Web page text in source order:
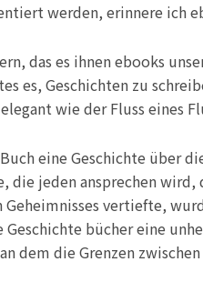
werden, erinnere ich
das es ihnen ebooks
es, Geschichten zu
wie der Fluss eines
eine Geschichte über
die jeden ansprechen
Geheimnisses vertiefte,
Geschichte bücher eine
dem die Grenzen